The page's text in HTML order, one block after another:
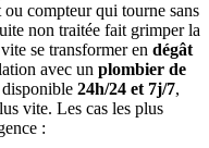
compteur qui tourne sans
non traitée fait grimper la
se transformer en dégât
avec un plombier de
disponible 24h/24 et 7j/7,
vite. Les cas les plus
: